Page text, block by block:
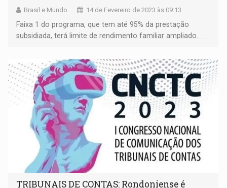
Brasil e Mundo 14 de Fevereiro de 2023 às 09:13
Faixa 1 do programa, que tem até 95% da prestação
subsidiada, terá limite de rendimento familiar ampliado.
milhões de unidades até 2026
TRIBUNAIS DE CONTAS: Rondoniense é